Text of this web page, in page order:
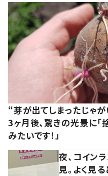
“芽が出てしまったじゃ
3ヶ月後、驚きの光景に「
みたいです！」
夜、コイン
見。よく見